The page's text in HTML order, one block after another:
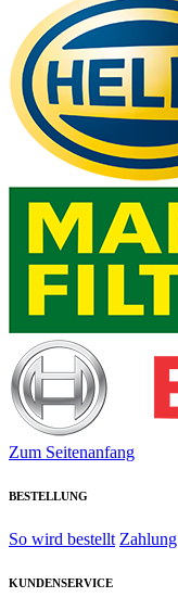
Zum Seitenanfang
BESTELLUNG
So wird bestellt Zahlung
KUNDENSERVICE